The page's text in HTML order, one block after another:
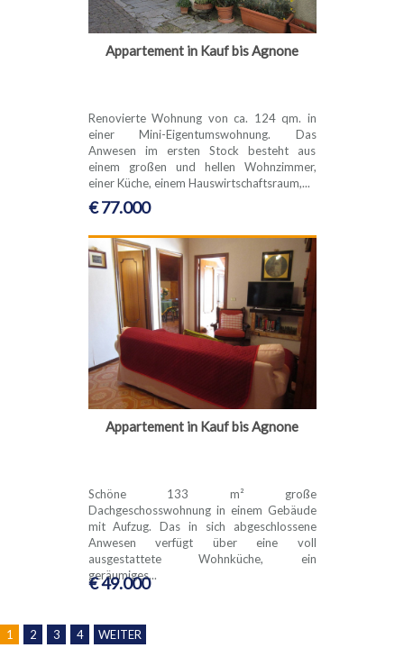
Appartement in Kauf bis Agnone
Renovierte Wohnung von ca. 124 qm. in
einer Mini-Eigentumswohnung. Das
Anwesen im ersten Stock besteht aus
einem großen und hellen Wohnzimmer,
einer Küche, einem Hauswirtschaftsraum,...
€ 77.000
Appartement in Kauf bis Agnone
Schöne 133 m² große
Dachgeschosswohnung in einem Gebäude
mit Aufzug. Das in sich abgeschlossene
Anwesen verfügt über eine voll
ausgestattete Wohnküche, ein
geräumiges...
€ 49.000
1 2 3 4 WEITER